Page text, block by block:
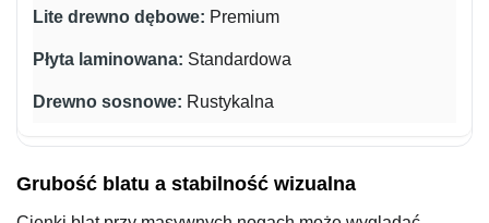
Premium
Standardowa
Rustykalna
Grubość blatu a stabilność wizualna